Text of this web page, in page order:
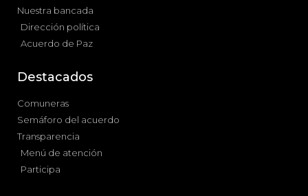
Nuestra bancada
Dirección política
Acuerdo de Paz
Destacados
Comuneras
Semáforo del acuerdo
Transparencia
Menú de atención
Participa